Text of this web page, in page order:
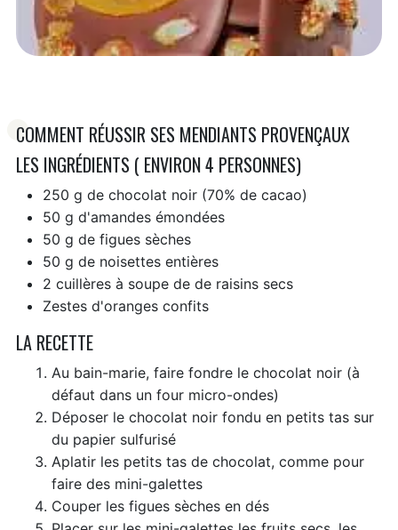
COMMENT RÉUSSIR SES MENDIANTS PROVENÇAUX
LES INGRÉDIENTS ( ENVIRON 4 PERSONNES)
250 g de chocolat noir (70% de cacao)
50 g d'amandes émondées
50 g de figues sèches
50 g de noisettes entières
2 cuillères à soupe de de raisins secs
Zestes d'oranges confits
LA RECETTE
Au bain-marie, faire fondre le chocolat noir (à
défaut dans un four micro-ondes)
Déposer le chocolat noir fondu en petits tas sur
du papier sulfurisé
Aplatir les petits tas de chocolat, comme pour
faire des mini-galettes
Couper les figues sèches en dés